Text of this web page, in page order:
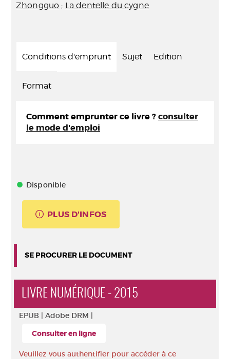
Zhongguo ; La dentelle du cygne
Conditions d'emprunt Sujet Edition
Format
Comment emprunter ce livre ? consulter
le mode d'emploi
Disponible
PLUS D'INFOS
SE PROCURER LE DOCUMENT
LIVRE NUMÉRIQUE - 2015
EPUB | Adobe DRM |
Consulter en ligne
Veuillez vous authentifier pour accéder à ce